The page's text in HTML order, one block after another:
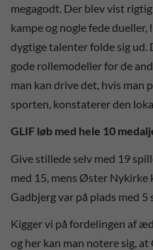
megagodt. Der blev vist
kampe og nogle fede dueller,
dygtige talenter folde sig ud.
gode rollemodeller for de
man kan drive det, hvis man
sporten, konstaterer den
GLIF løb med hele 10
Give stillede selv med 19
med 15, mens Øster Nykirke
Gadbjerg var på plads med 5
Kigger vi på fordelingen af
og her kan man notere sig,